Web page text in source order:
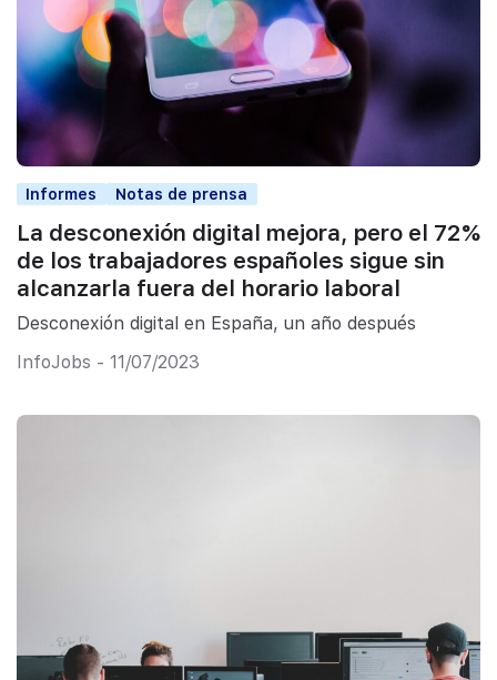
Informes Notas de prensa
La desconexión digital mejora, pero el 72%
de los trabajadores españoles sigue sin
alcanzarla fuera del horario laboral
Desconexión digital en España, un año después
InfoJobs - 11/07/2023